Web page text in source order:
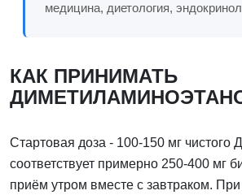
медицина, диетология,
КАК ПРИНИМАТЬ
Стартовая доза - 100-150 мг чистого
соответствует примерно 250-400 мг
приём утром вместе с завтраком.